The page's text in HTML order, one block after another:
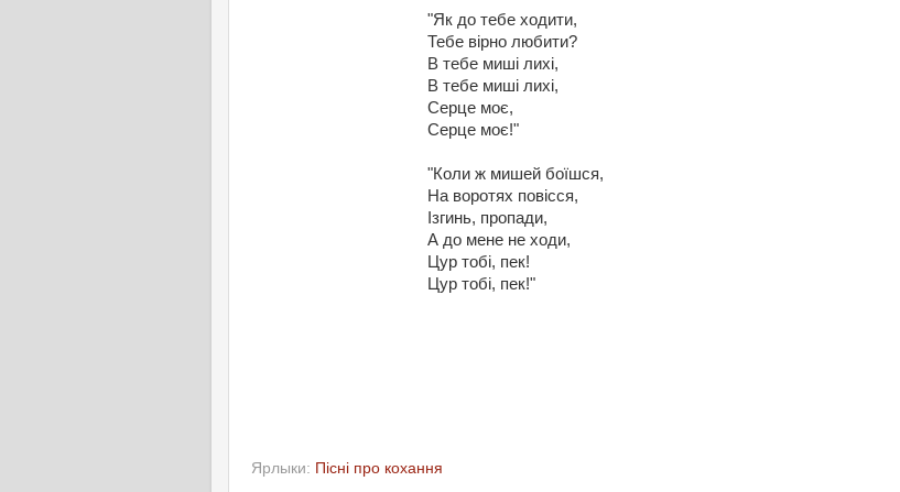
"Як до тебе ходити,
Тебе вірно любити?
В тебе миші лихі,
В тебе миші лихі,
Серце моє,
Серце моє!"
"Коли ж мишей боїшся,
На воротях повісся,
Ізгинь, пропади,
А до мене не ходи,
Цур тобі, пек!
Цур тобі, пек!"
Ярлыки: Пісні про кохання